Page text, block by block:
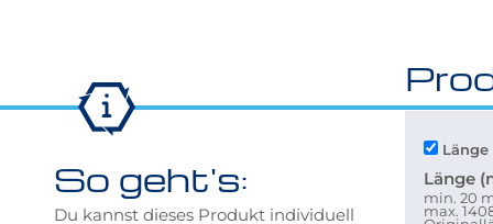
So geht's:
Du kannst dieses Produkt individuell
Länge
min. 20
max.